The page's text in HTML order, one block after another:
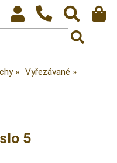
Vyřezávané
5